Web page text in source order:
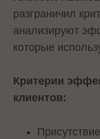
разграничил
анализируют
которые
Критерии
клиентов: